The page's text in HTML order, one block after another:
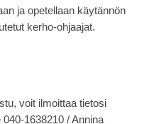
ja opetellaan käytännön
kerho-ohjaajat.
voit ilmoittaa tietosi
1638210 / Annina